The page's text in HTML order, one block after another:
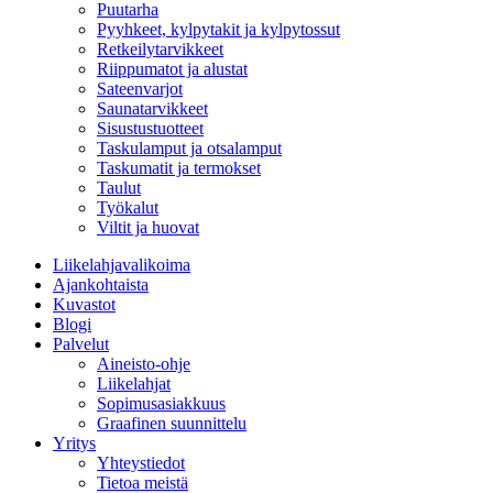
Puutarha
Pyyhkeet, kylpytakit ja kylpytossut
Retkeilytarvikkeet
Riippumatot ja alustat
Sateenvarjot
Saunatarvikkeet
Sisustustuotteet
Taskulamput ja otsalamput
Taskumatit ja termokset
Taulut
Työkalut
Viltit ja huovat
Liikelahjavalikoima
Ajankohtaista
Kuvastot
Blogi
Palvelut
Aineisto-ohje
Liikelahjat
Sopimusasiakkuus
Graafinen suunnittelu
Yritys
Yhteystiedot
Tietoa meistä